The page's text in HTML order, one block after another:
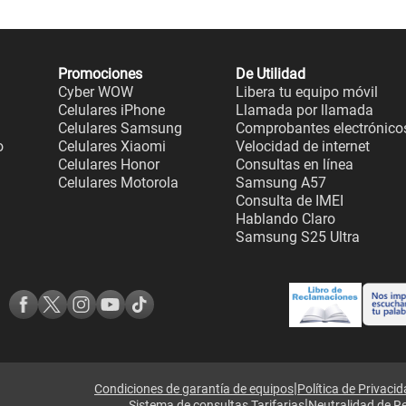
Promociones
Cyber WOW
Celulares iPhone
Celulares Samsung
Celulares Xiaomi
Celulares Honor
Celulares Motorola
De Utilidad
Libera tu equipo móvil
Llamada por llamada
Comprobantes
Velocidad de internet
Consultas en línea
Samsung A57
Consulta de IMEI
Hablando Claro
Samsung S25 Ultra
Condiciones de garantía de equipos|Política de